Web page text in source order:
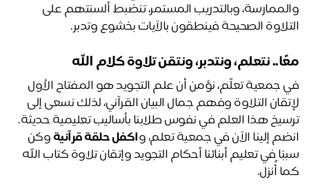
والممارسة، وبالتدريب المستمر، تنضبط ألسنتهم على
الصحيحة فينطقون بالآيات بخشوع وتدبر.
نتعلم، ونتدبر، ونتقن تلاوة كلام الله
في جمعية تعلّم، نؤمن أن علم التجويد هو المفتاح الأول
لإتقان التلاوة وفهم جمال البيان القرآني، لذلك نسعى إلى
هذا العلم في نفوس طلابنا بأساليب تعليمية حديثة.
إلينا الآن في جمعية تعلم، واكفل حلقة قرآنية
وكن
سببًا في تعليم أبنائنا أحكام التجويد وإتقان تلاوة كتاب الله
أُنزل.